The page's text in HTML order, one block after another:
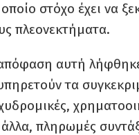
στόχο έχει να
πλεονεκτήματα.
αυτή λήφθηκε
τα
πληρωμές